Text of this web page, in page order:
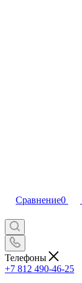
Сравнение0
Телефоны
+7 812 490-46-25